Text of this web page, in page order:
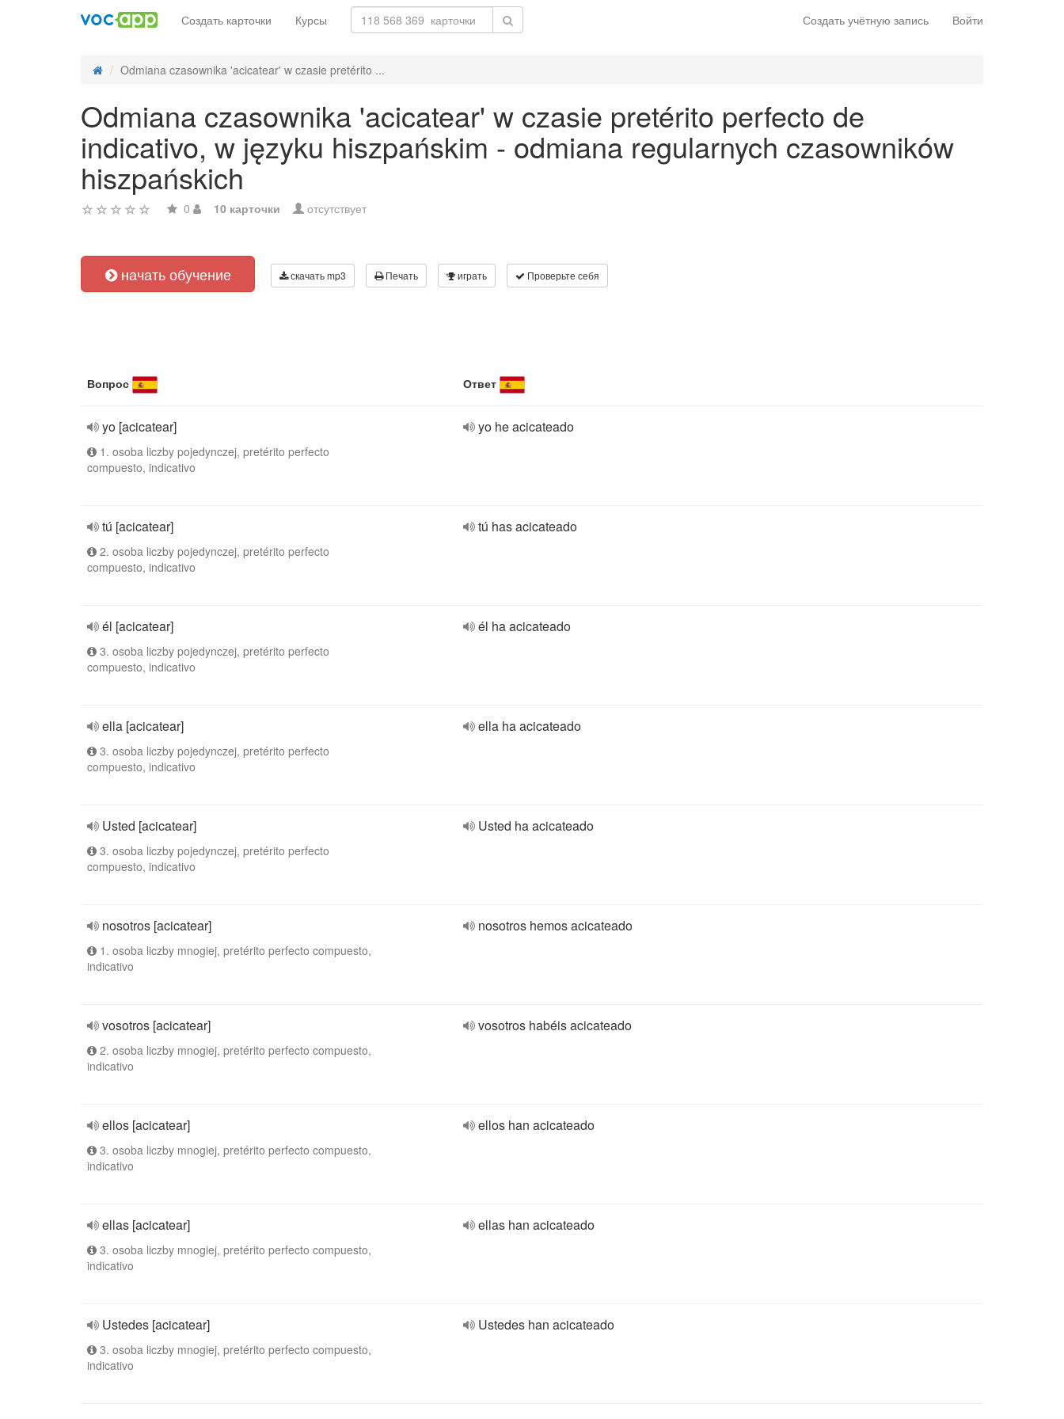
Создать учётную запись Войти
Создать карточки Курсы
Odmiana czasownika 'acicatear' w czasie pretérito ...
Odmiana czasownika 'acicatear' w czasie pretérito perfecto de
indicativo, w języku hiszpańskim - odmiana regularnych czasowników
hiszpańskich
0 10 карточки отсутствует
начать обучение скачать mp3 Печать играть Проверьте себя
Вопрос Ответ
yo [acicatear]
1. osoba liczby pojedynczej, pretérito perfecto
compuesto, indicativo
yo he acicateado
tú [acicatear]
2. osoba liczby pojedynczej, pretérito perfecto
compuesto, indicativo
tú has acicateado
él [acicatear]
3. osoba liczby pojedynczej, pretérito perfecto
compuesto, indicativo
él ha acicateado
ella [acicatear]
3. osoba liczby pojedynczej, pretérito perfecto
compuesto, indicativo
ella ha acicateado
Usted [acicatear]
3. osoba liczby pojedynczej, pretérito perfecto
compuesto, indicativo
Usted ha acicateado
nosotros [acicatear]
1. osoba liczby mnogiej, pretérito perfecto compuesto,
indicativo
nosotros hemos acicateado
vosotros [acicatear]
2. osoba liczby mnogiej, pretérito perfecto compuesto,
indicativo
vosotros habéis acicateado
ellos [acicatear]
3. osoba liczby mnogiej, pretérito perfecto compuesto,
indicativo
ellos han acicateado
ellas [acicatear]
3. osoba liczby mnogiej, pretérito perfecto compuesto,
indicativo
ellas han acicateado
Ustedes [acicatear]
3. osoba liczby mnogiej, pretérito perfecto compuesto,
indicativo
Ustedes han acicateado